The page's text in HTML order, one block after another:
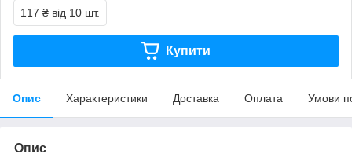
117 ₴ від 10 шт.
Купити
Опис Характеристики Доставка Оплата Умови
Опис